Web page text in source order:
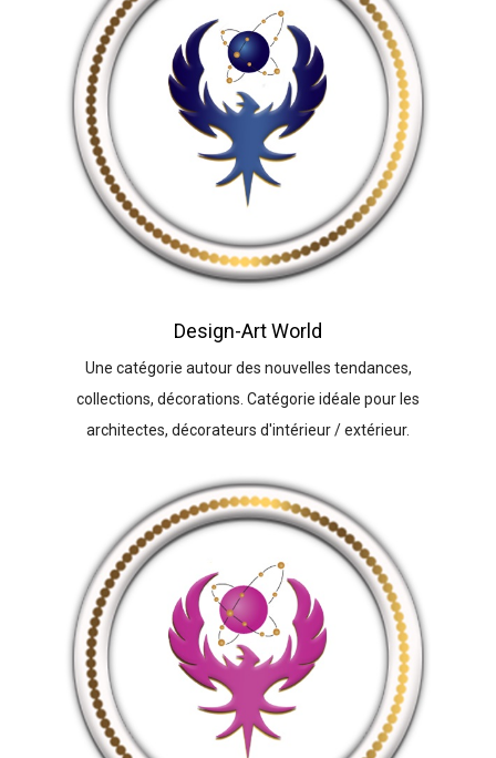
Design-Art World
Une catégorie autour des nouvelles tendances,
collections, décorations. Catégorie idéale pour les
architectes, décorateurs d'intérieur / extérieur.